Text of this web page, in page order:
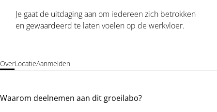
Je gaat de uitdaging aan om iedereen zich betrokken
en gewaardeerd te laten voelen op de werkvloer.
OverLocatieAanmelden
Waarom deelnemen aan dit groeilabo?